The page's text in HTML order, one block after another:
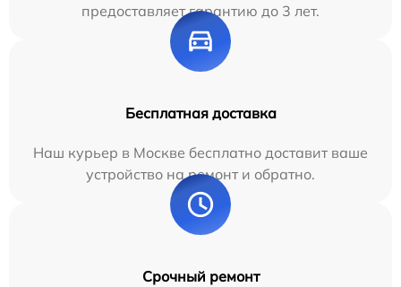
предоставляет гарантию до 3 лет.
Бесплатная доставка
Наш курьер в Москве бесплатно доставит ваше
устройство на ремонт и обратно.
Срочный ремонт